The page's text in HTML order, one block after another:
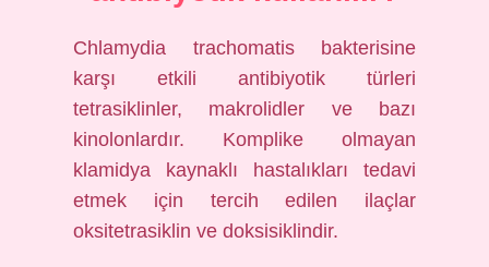
Chlamydia trachomatis bakterisine
karşı etkili antibiyotik türleri
tetrasiklinler, makrolidler ve bazı
kinolonlardır. Komplike olmayan
klamidya kaynaklı hastalıkları tedavi
etmek için tercih edilen ilaçlar
oksitetrasiklin ve doksisiklindir.